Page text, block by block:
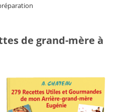
de grand-mère à